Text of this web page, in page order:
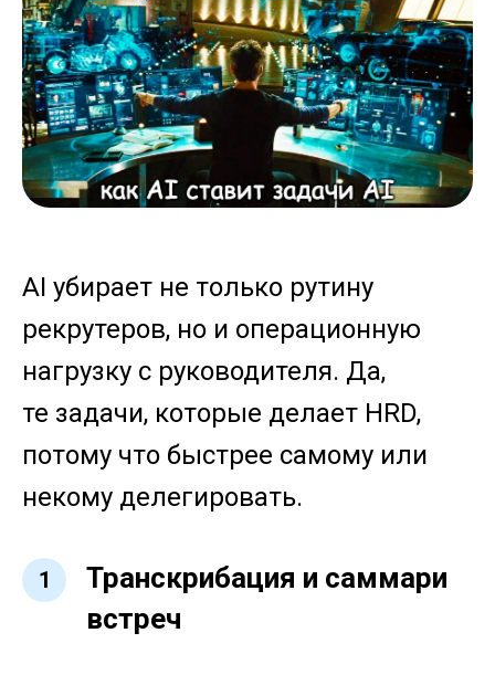
AI убирает не только рутину
рекрутеров, но и операционную
нагрузку с руководителя. Да,
те задачи, которые делает HRD,
потому что быстрее самому или
некому делегировать.
1
Транскрибация и саммари
встреч